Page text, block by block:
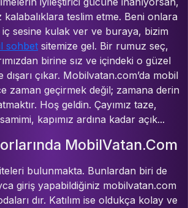
teslim etme. Beni onlara
sesine kulak ver ve buraya, bizim
sohbet sitemize gel. Bir rumuz seç,
birine sız ve içindeki o güzel
dışarı çıkar. Mobilvatan.com’da mobil
zaman geçirmek değil; zamana derin
Hoş geldin. Çayımız taze,
kapımız ardına kadar açık...
MobilVatan.Com
bulunmakta. Bunlardan biri de
giriş yapabildiğiniz mobilvatan.com
dır. Katılım ise oldukça kolay ve